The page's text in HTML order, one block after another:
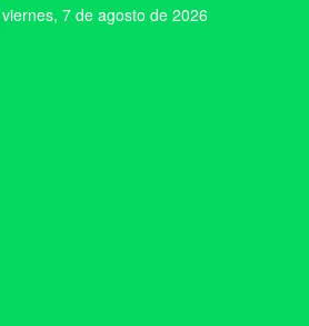
viernes, 7 de agosto de 2026